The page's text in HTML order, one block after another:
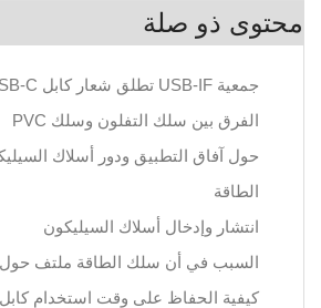
محتوى ذو صلة
جمعية USB-IF تطلق شعار كابل USB-C الجديد
الفرق بين سلك التفلون وسلك PVC
حول آفاق التطبيق ودور أسلاك
الطاقة
انتشار وإدخال أسلاك السيليكون
السبب في أن سلك الطاقة ملتف حول
كيفية الحفاظ على وقت استخدام كابل USB